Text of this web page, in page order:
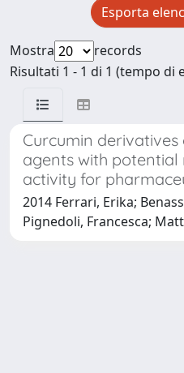
Esporta
Mostra
records
Risultati 1 - 1 di 1 (tempo di
Curcumin
agents with
activity for
2014 Ferrari, Erika;
Pignedoli, Francesca;